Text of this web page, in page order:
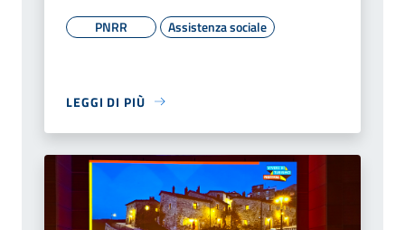
PNRR Assistenza sociale
LEGGI DI PIÙ